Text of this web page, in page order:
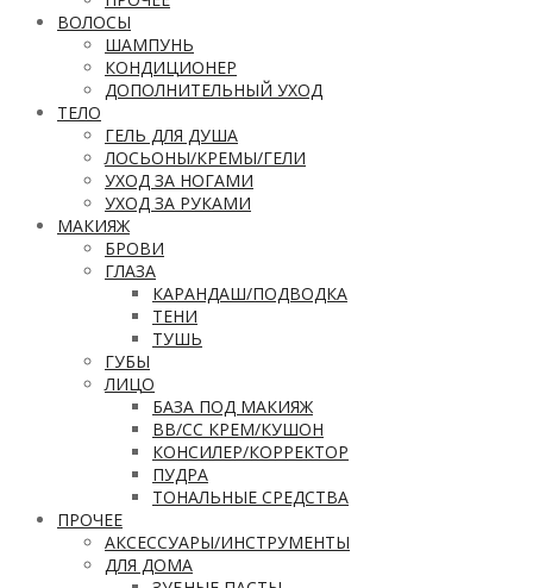
ВОЛОСЫ
ШАМПУНЬ
КОНДИЦИОНЕР
ДОПОЛНИТЕЛЬНЫЙ УХОД
ТЕЛО
ГЕЛЬ ДЛЯ ДУША
ЛОСЬОНЫ/КРЕМЫ/ГЕЛИ
УХОД ЗА НОГАМИ
УХОД ЗА РУКАМИ
МАКИЯЖ
БРОВИ
ГЛАЗА
КАРАНДАШ/ПОДВОДКА
ТЕНИ
ТУШЬ
ГУБЫ
ЛИЦО
БАЗА ПОД МАКИЯЖ
ВВ/CC КРЕМ/КУШОН
КОНСИЛЕР/КОРРЕКТОР
ПУДРА
ТОНАЛЬНЫЕ СРЕДСТВА
ПРОЧЕЕ
АКСЕССУАРЫ/ИНСТРУМЕНТЫ
ДЛЯ ДОМА